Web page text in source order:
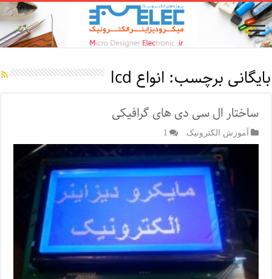
بایگانی برچسب: انواع lcd
ساختار ال سی دی های گرافیکی
آموزش الکترونیک 1